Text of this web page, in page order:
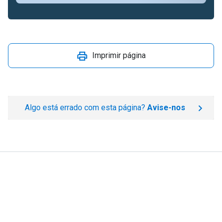
Imprimir página
Algo está errado com esta página? Avise-nos